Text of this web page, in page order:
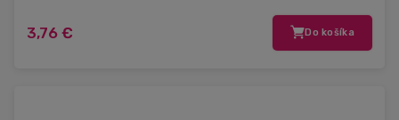
3,76 € Do košíka